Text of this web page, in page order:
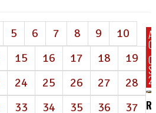
5 6 7 8 9
10
15 16 17 18
19
24 25 26 27
28
33 34 35 36
37